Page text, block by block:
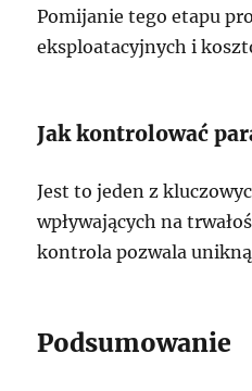
Pomijanie tego etapu
eksploatacyjnych i
Jak kontrolować
Jest to jeden z
wpływających na
kontrola pozwala
Podsumowanie